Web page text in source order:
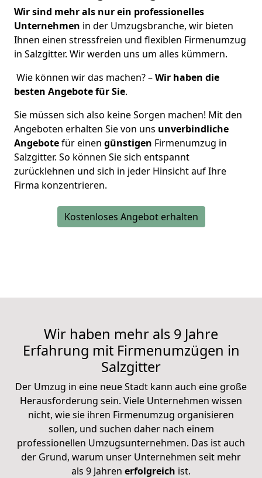
Wir sind mehr als nur ein professionelles
Unternehmen in der Umzugsbranche, wir bieten
Ihnen einen stressfreien und flexiblen Firmenumzug
in Salzgitter. Wir werden uns um alles kümmern.
Wie können wir das machen? –Wir haben die
besten Angebote für Sie.
Sie müssen sich also keine Sorgen machen! Mit den
Angeboten erhalten Sie von uns unverbindliche
Angebotefür einen günstigen Firmenumzug in
Salzgitter. So können Sie sich entspannt
zurücklehnen und sich in jeder Hinsicht auf Ihre
Firma konzentrieren.
Kostenloses Angebot erhalten
Wir haben mehr als 9 Jahre
Erfahrung mit Firmenumzügen in
Salzgitter
Der Umzug in eine neue Stadt kann auch eine große
Herausforderung sein. Viele Unternehmen wissen
nicht, wie sie ihren Firmenumzug organisieren
sollen, und suchen daher nach einem
professionellen Umzugsunternehmen. Das ist auch
der Grund, warum unser Unternehmen seit mehr
als 9 Jahren erfolgreich ist.